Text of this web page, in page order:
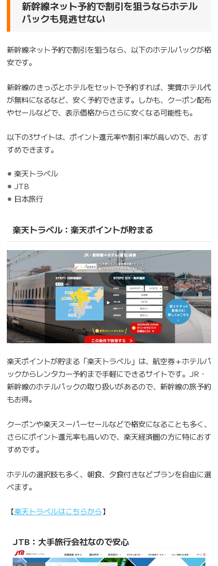
新幹線ネット予約で割引を狙うならホテル
パックも見逃せない
新幹線ネット予約で割引を狙うなら、以下のホテルパックが格
安です。
新幹線のきっぷとホテルをセットで予約すれば、実質ホテル代
が無料になるなど、安く予約できます。しかも、クーポン配布
やセールなどで、表示価格からさらに安くなる可能性も。
以下の3サイトは、ポイント還元率や割引率が高いので、おす
すめできます。
楽天トラベル
JTB
日本旅行
楽天トラベル：楽天ポイントが貯まる
楽天ポイントが貯まる「楽天トラベル」は、航空券＋ホテルパ
ックからレンタカー予約まで手軽にできるサイトです。JR・
新幹線のホテルパックの取り扱いがあるので、新幹線の旅予約
もお得。
クーポンや楽天スーパーセールなどで格安になることも多く、
さらにポイント還元率も高いので、楽天経済圏の方に特におす
すめです。
ホテルの選択肢も多く、朝食、夕食付きなどプランを自由に選
べます。
【楽天トラベルはこちらから】
JTB：大手旅行会社なので安心